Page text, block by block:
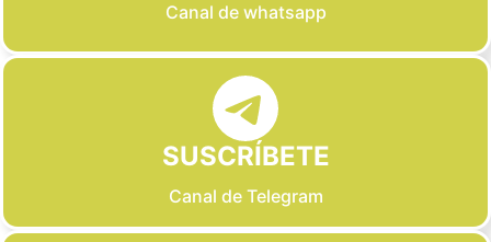
Canal de whatsapp
SUSCRÍBETE
Canal de Telegram